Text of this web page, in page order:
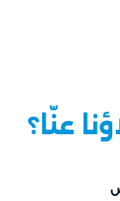
عنّا؟